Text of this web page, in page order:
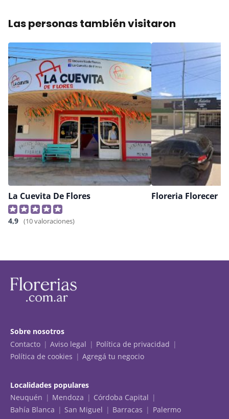
Las personas también visitaron
La Cuevita De Flores
4,9 (10 valoraciones)
Floreria Florecer
Sobre nosotros
Contacto
Aviso legal
Política de privacidad
Política de cookies
Agregá tu negocio
Localidades populares
Neuquén
Mendoza
Córdoba Capital
Bahía Blanca
San Miguel Barracas Palermo